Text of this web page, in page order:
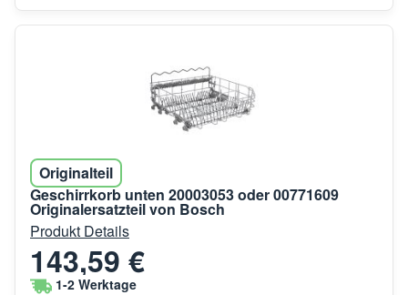
Originalteil
Geschirrkorb unten 20003053 oder 00771609
Originalersatzteil von Bosch
Produkt Details
143,59 €
1-2 Werktage